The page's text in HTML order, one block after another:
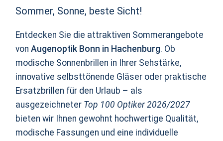
Sommer, Sonne, beste Sicht!
Entdecken Sie die attraktiven Sommerangebote
von Augenoptik Bonn in Hachenburg. Ob
modische Sonnenbrillen in Ihrer Sehstärke,
innovative selbsttönende Gläser oder praktische
Ersatzbrillen für den Urlaub – als
ausgezeichneter Top 100 Optiker 2026/2027
bieten wir Ihnen gewohnt hochwertige Qualität,
modische Fassungen und eine individuelle